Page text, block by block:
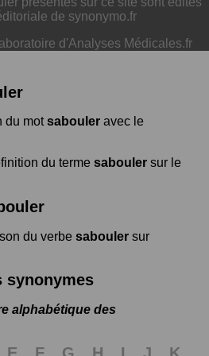
de synonymo.fr
d'Analyses Médicales.fr
du motsabouler avec le
du terme sabouler sur le
du verbe sabouler sur
synonymes
alphabétique des